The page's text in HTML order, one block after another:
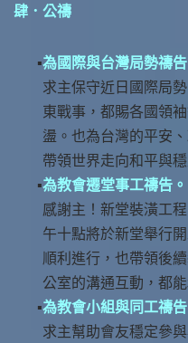
肆．公禱
為國際與台灣局勢禱告
求主保守近日國際局
東戰事，都賜各國領
盪。也為台灣的平安
帶領世界走向和平與穩
為教會遷堂事工禱告。
感謝主！新堂裝潢工
午十點將於新堂舉行
順利進行，也帶領後
公室的溝通互動，都
為教會小組與同工禱告
求主幫助會友穩定參